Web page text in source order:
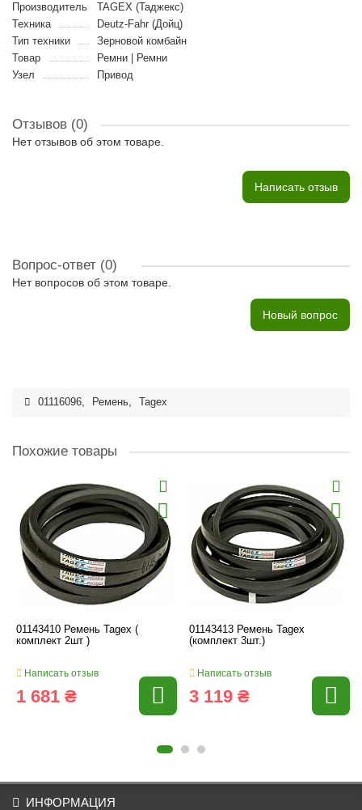
Производитель
TAGEX (Таджекс)
Техника
Deutz-Fahr (Дойц)
Тип техники
Зерновой комбайн
Товар
Ремни | Ремни
Узел
Привод
Отзывов (0)
Нет отзывов об этом товаре.
Написать отзыв
Вопрос-ответ (0)
Нет вопросов об этом товаре.
Новый вопрос
01116096, Ремень, Tagex
Похожие товары
01143410 Ремень Tagex (
комплект 2шт )
Написать отзыв
1 681 ₴
01143413 Ремень Tagex
(комплект 3шт.)
Написать отзыв
3 119 ₴
ИНФОРМАЦИЯ